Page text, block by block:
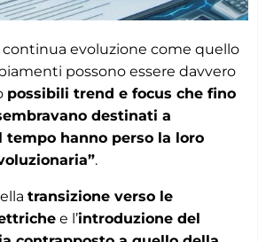
evoluzione come quello
possono essere davvero
possibili trend e focus che fino
destinati a
tempo hanno perso la loro
.
transizione verso le
e l’introduzione del